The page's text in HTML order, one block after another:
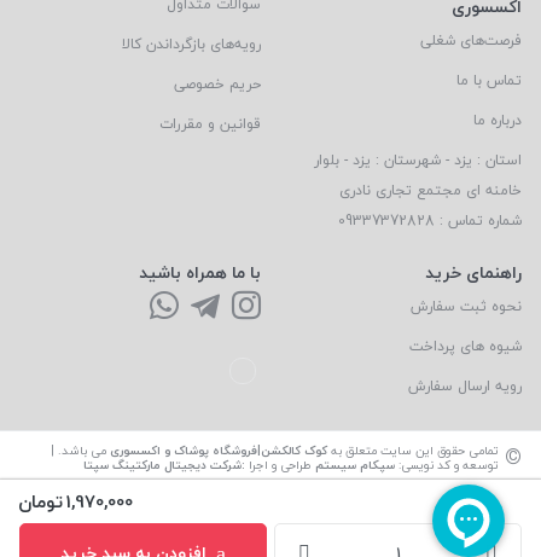
1,970,000تومان
اکسسوری
فرصت‌های شغلی
تماس با ما
درباره ما
استان : یزد - شهرستان : یزد - بلوار
خامنه ای مجتمع تجاری نادری
شماره تماس : 09337372828
رویه‌های بازگرداندن کالا
حریم خصوصی
قوانین و مقررات
راهنمای خرید
نحوه ثبت سفارش
شیوه های پرداخت
رویه ارسال سفارش
با ما همراه باشید
© تمامی حقوق این سایت متعلق بهکوک کالکشن|فروشگاه پوشاک و اکسسوری می باشد. |
توسعه و کد نویسی:سپکام سیستم طراحی و اجرا :شرکت دیجیتال مارکتینگ سپتا